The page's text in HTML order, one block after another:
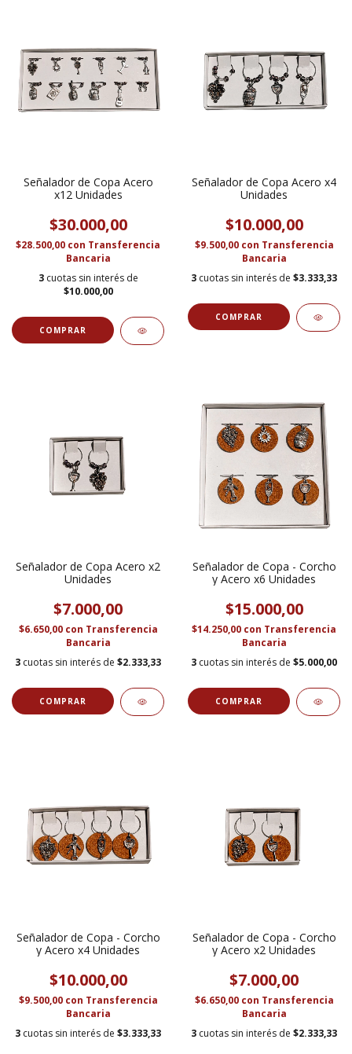
Señalador de Copa Acero
x12 Unidades
$30.000,00
$28.500,00 con Transferencia
Bancaria
3 cuotas sin interés de
$10.000,00
Señalador de Copa Acero x4
Unidades
$10.000,00
$9.500,00 con Transferencia
Bancaria
3 cuotas sin interés de $3.333,33
Señalador de Copa Acero x2
Unidades
$7.000,00
$6.650,00 con Transferencia
Bancaria
3 cuotas sin interés de $2.333,33
Señalador de Copa - Corcho
y Acero x6 Unidades
$15.000,00
$14.250,00 con Transferencia
Bancaria
3 cuotas sin interés de $5.000,00
Señalador de Copa - Corcho
y Acero x4 Unidades
$10.000,00
$9.500,00 con Transferencia
Bancaria
3 cuotas sin interés de $3.333,33
Señalador de Copa - Corcho
y Acero x2 Unidades
$7.000,00
$6.650,00 con Transferencia
Bancaria
3 cuotas sin interés de $2.333,33